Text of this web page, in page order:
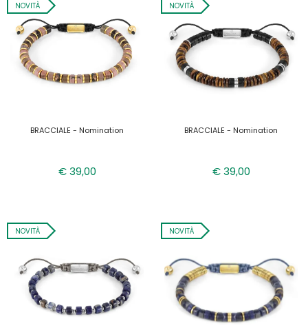
NOVITÀ
BRACCIALE - Nomination
€ 39,00
NOVITÀ
BRACCIALE - Nomination
€ 39,00
NOVITÀ NOVITÀ